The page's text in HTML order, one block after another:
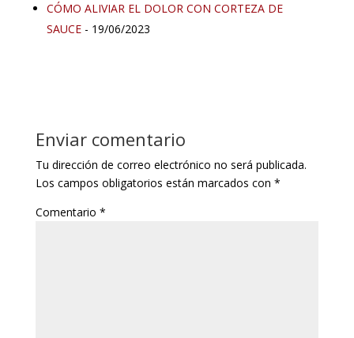
CÓMO ALIVIAR EL DOLOR CON CORTEZA DE
SAUCE- 19/06/2023
Enviar comentario
Tu dirección de correo electrónico no será publicada.
Los campos obligatorios están marcados con *
Comentario *